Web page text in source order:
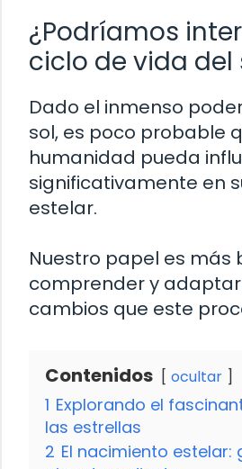
¿Podríamos
ciclo de vida del
Dado el inmenso
sol, es poco probable
humanidad pueda
significativamente en
estelar.
Nuestro papel es más
comprender y
cambios que este
Contenidos ocultar
1 Explorando el
las estrellas
2 El nacimiento estelar: